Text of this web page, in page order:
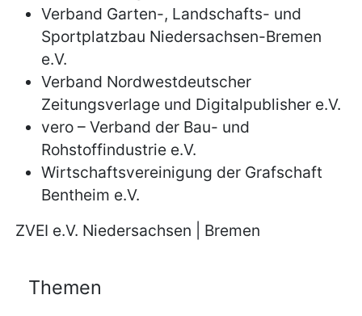
Verband Garten-, Landschafts- und
Sportplatzbau Niedersachsen-Bremen
e.V.
Verband Nordwestdeutscher
Zeitungsverlage und Digitalpublisher e.V.
vero – Verband der Bau- und
Rohstoffindustrie e.V.
Wirtschaftsvereinigung der Grafschaft
Bentheim e.V.
ZVEI e.V. Niedersachsen | Bremen
Themen